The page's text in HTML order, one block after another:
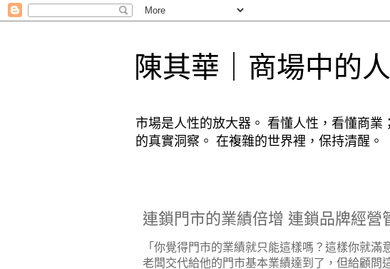
陳其華｜商場中的
市場是人性的放大器。 看懂人性，看懂商
的真實洞察。 在複雜的世界裡，保持清醒。
連鎖門市的業績倍增 連鎖品牌經營
「你覺得門市的業績就只能這樣嗎？這樣你就
老闆交代給他的門市基本業績達到了，但給顧問